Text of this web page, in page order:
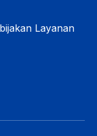
Layanan